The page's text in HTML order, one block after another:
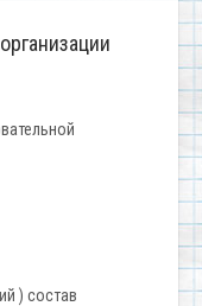
) состав